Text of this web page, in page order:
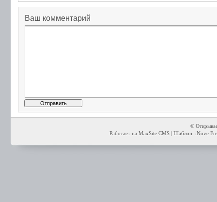
Ваш комментарий
©
Работает на MaxSite CMS | Шаблон: iNove